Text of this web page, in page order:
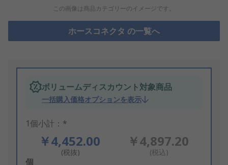
この画像は商品カテゴリーのイメージです。
ホースコネクタ の一覧へ
ボリュームディスカウント対象商品
一括購入価格オプションを表示
1個小計：*
￥4,452.00
(税抜)
￥4,897.20
(税込)
Add
個